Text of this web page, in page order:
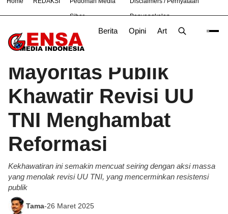
Siber Penyangkalan
Berita Opini Artikel
# Bekasi Nasional News Purwakarta TNI
Beranda/Hukum
Mayoritas Publik
Khawatir Revisi UU
TNI Menghambat
Reformasi
Kekhawatiran ini semakin mencuat seiring dengan aksi massa
yang menolak revisi UU TNI, yang mencerminkan resistensi
publik
Tama-26 Maret 2025